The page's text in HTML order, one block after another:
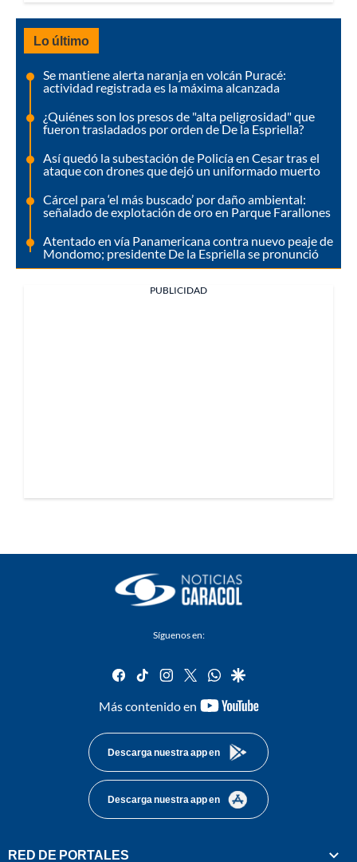
Lo último
Se mantiene alerta naranja en volcán Puracé:
actividad registrada es la máxima alcanzada
¿Quiénes son los presos de "alta peligrosidad" que
fueron trasladados por orden de De la Espriella?
Así quedó la subestación de Policía en Cesar tras el
ataque con drones que dejó un uniformado muerto
Cárcel para ‘el más buscado’ por daño ambiental:
señalado de explotación de oro en Parque Farallones
Atentado en vía Panamericana contra nuevo peaje de
Mondomo; presidente De la Espriella se pronunció
PUBLICIDAD
Síguenos en:
facebook
tiktok instagram
twitterwhatsapp
google
Más contenido en
youtube-
Descarga nuestra app en
Descarga nuestra app en
RED DE PORTALES